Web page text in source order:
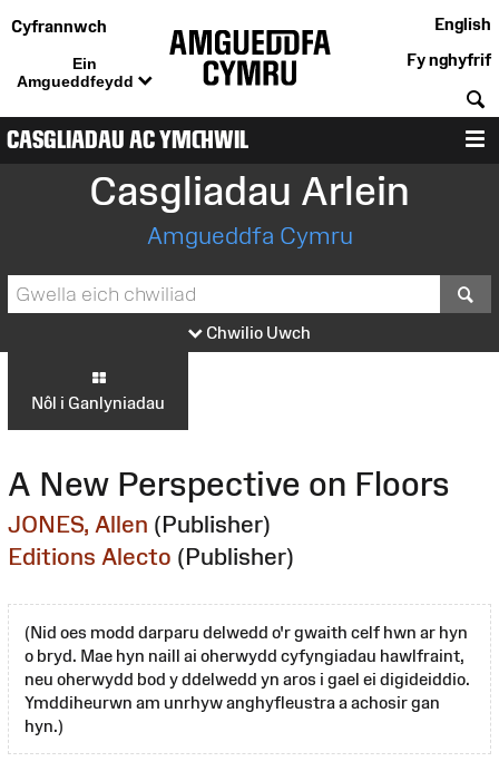
Cyfrannwch
Ein
Amgueddfeydd
English
Fy nghyfrif
CASGLIADAU AC YMCHWIL
Casgliadau Arlein
Amgueddfa Cymru
Chwilio Uwch
Nôl i Ganlyniadau
A New Perspective on Floors
JONES, Allen (Publisher)
Editions Alecto (Publisher)
(Nid oes modd darparu delwedd o'r gwaith celf hwn ar hyn
o bryd. Mae hyn naill ai oherwydd cyfyngiadau hawlfraint,
neu oherwydd bod y ddelwedd yn aros i gael ei digideiddio.
Ymddiheurwn am unrhyw anghyfleustra a achosir gan
hyn.)